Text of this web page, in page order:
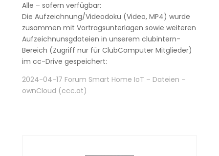
Alle – sofern verfügbar:
Die Aufzeichnung/Videodoku (Video, MP4) wurde
zusammen mit Vortragsunterlagen sowie weiteren
Aufzeichnunsgdateien in unserem clubintern-
Bereich (Zugriff nur für ClubComputer Mitglieder)
im cc-Drive gespeichert:
2024-04-17 Forum Smart Home IoT – Dateien –
ownCloud (ccc.at)